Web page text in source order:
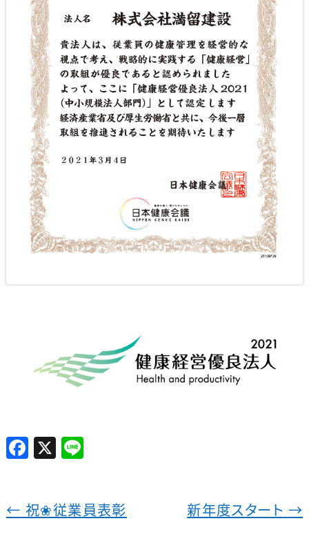
F
a
e
X Li
← 祝❀従業員表彰 新年度スタート →